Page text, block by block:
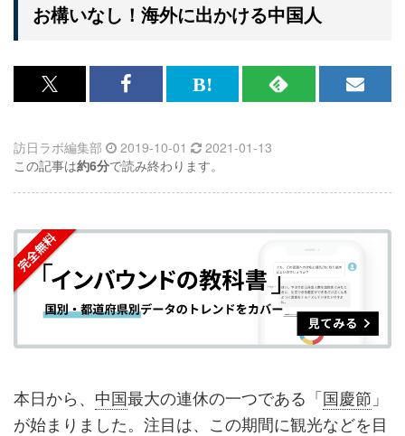
替
る
お構いなし！海外に出かける中国人
x<br>
記
事
シ
ェ
ア
す
る
Facebook<br>
記
事
シ
ェ
ア
す
る
は
な
ブ
ク
マ
ー
ク
に
加
RSS
購
読
す
る
メ
録
す
訪日ラボ編集部 2019-10-01
2021-01-13
この記事は約6分で読み終わります。
本日から、 中国最大の連休の一つである「国慶節 」
が始まりました。注目は、この期間に観光などを目